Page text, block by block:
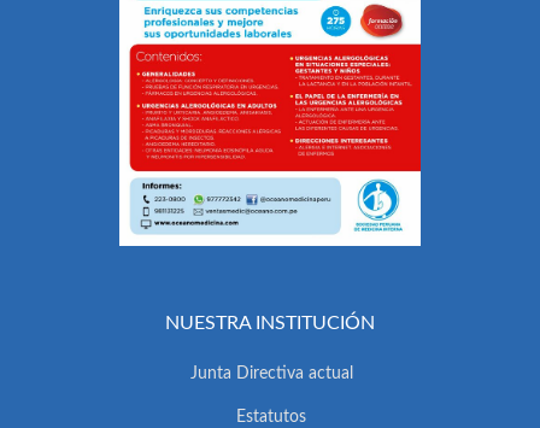
NUESTRA INSTITUCIÓN
Junta Directiva actual
Estatutos